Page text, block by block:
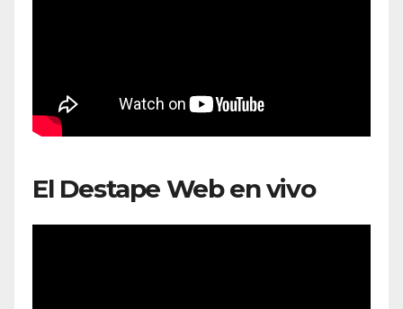
El Destape Web en vivo